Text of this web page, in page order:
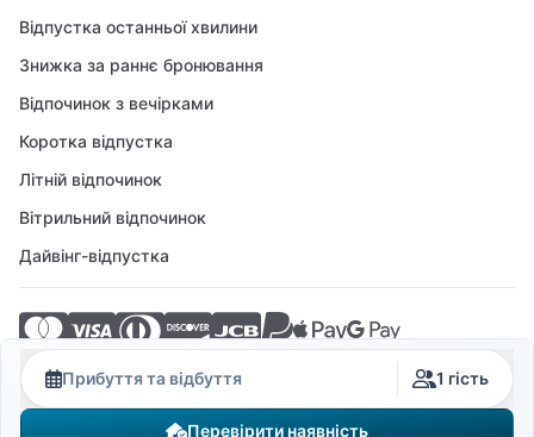
Прибуття та відбуття 1 гість
Перевірити наявність
Відпустка останньої хвилини
Знижка за раннє бронювання
Відпочинок з вечірками
Коротка відпустка
Літній відпочинок
Вітрильний відпочинок
Дайвінг-відпустка
© 2026 Crovillas GmbH